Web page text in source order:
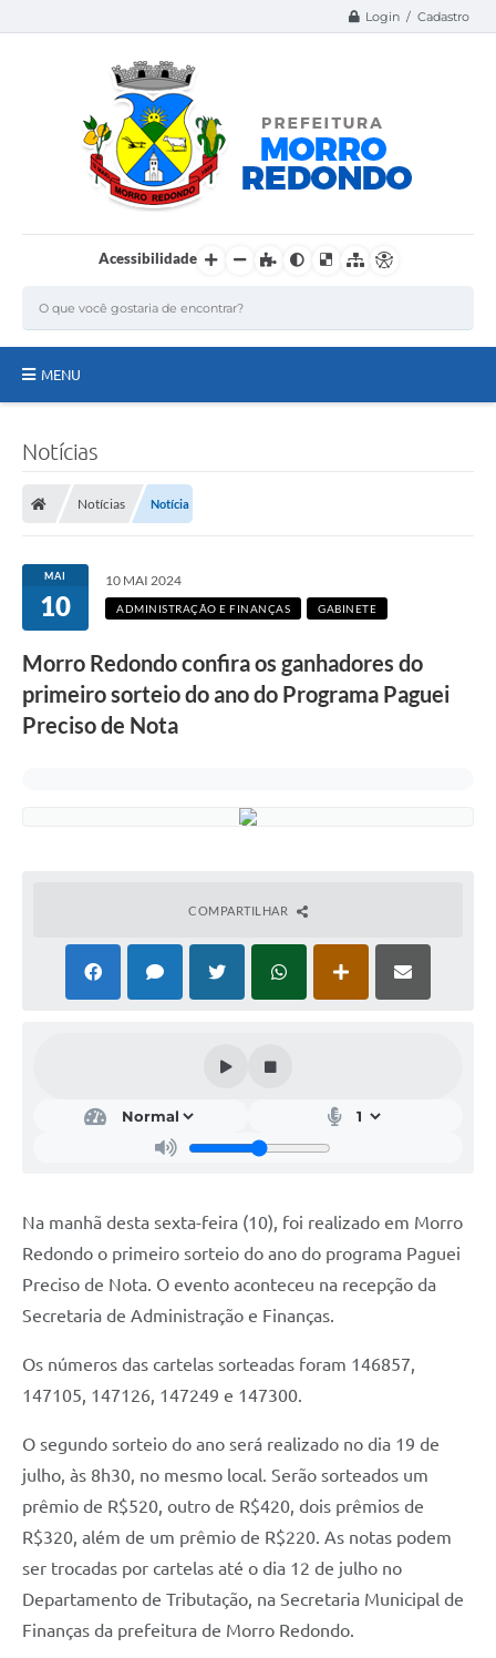
Login / Cadastro
Acessibilidade
MENU
Secretarias
Notícias
Contato
Contas Públicas
Transparência
Carta de Serviços
Projetos
Notícias
Notícias Notícia
MAI
10
10 MAI 2024
ADMINISTRAÇÃO E FINANÇAS GABINETE
Morro Redondo confira os ganhadores do
primeiro sorteio do ano do Programa Paguei
Preciso de Nota
COMPARTILHAR
Na manhã desta sexta-feira (10), foi realizado em Morro
Redondo o primeiro sorteio do ano do programa Paguei
Preciso de Nota. O evento aconteceu na recepção da
Secretaria de Administração e Finanças.
Os números das cartelas sorteadas foram 146857,
147105, 147126, 147249 e 147300.
O segundo sorteio do ano será realizado no dia 19 de
julho, às 8h30, no mesmo local. Serão sorteados um
prêmio de R$520, outro de R$420, dois prêmios de
R$320, além de um prêmio de R$220. As notas podem
ser trocadas por cartelas até o dia 12 de julho no
Departamento de Tributação, na Secretaria Municipal de
Finanças da prefeitura de Morro Redondo.